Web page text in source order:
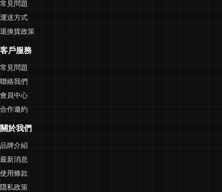
常見問題
運送方式
退換貨政策
客戶服務
常見問題
聯絡我們
會員中心
合作邀約
關於我們
品牌介紹
最新消息
使用條款
隱私政策